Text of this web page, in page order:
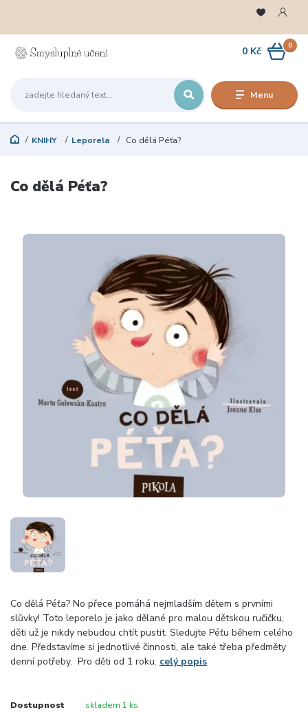
Menu
0
0 Kč
KNIHY Leporela Co dělá Péťa?
Co dělá Péťa?
Co dělá Péťa? No přece pomáhá nejmladším dětem s prvními
slůvky! Toto leporelo je jako dělané pro malou dětskou ručičku,
děti už je nikdy nebudou chtít pustit. Sledujte Péťu během celého
dne. Představíme si jednotlivé činnosti, ale také třeba předměty
denní potřeby. Pro děti od 1 roku. celý popis
Dostupnost skladem 1 ks